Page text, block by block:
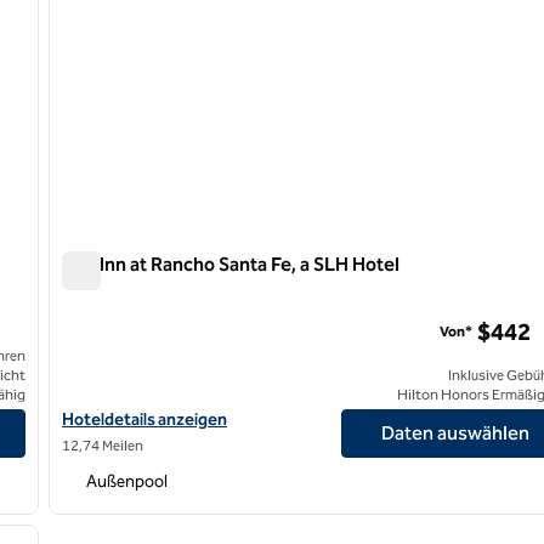
Resort and Spa
The Inn at Rancho Santa Fe, a SLH Hotel
Hoteldetails anzeigen für The Inn at Rancho Santa Fe, a SLH Hotel
Hoteldetails anzeigen
12,74 Meilen
Von* $442
Inklusive
Hilton Honors
Daten auswählen
Außenpool
nächstes Bild